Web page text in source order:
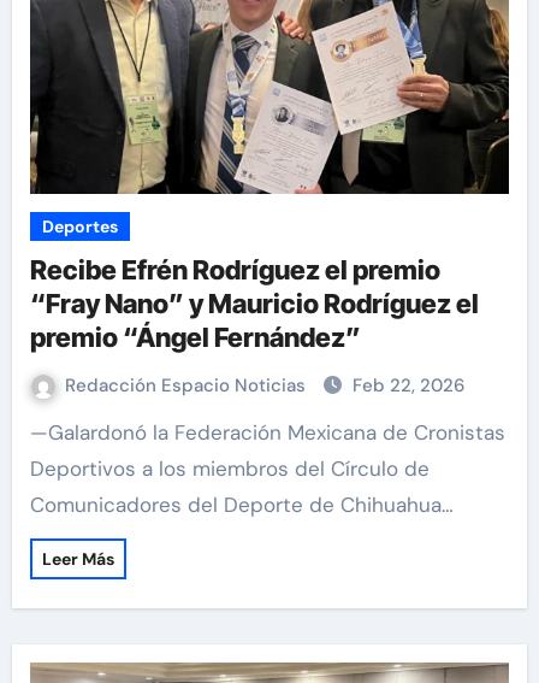
Deportes
Recibe Efrén Rodríguez el premio
“Fray Nano” y Mauricio Rodríguez el
premio “Ángel Fernández”
Redacción Espacio Noticias Feb 22, 2026
—Galardonó la Federación Mexicana de Cronistas
Deportivos a los miembros del Círculo de
Comunicadores del Deporte de Chihuahua…
Leer Más